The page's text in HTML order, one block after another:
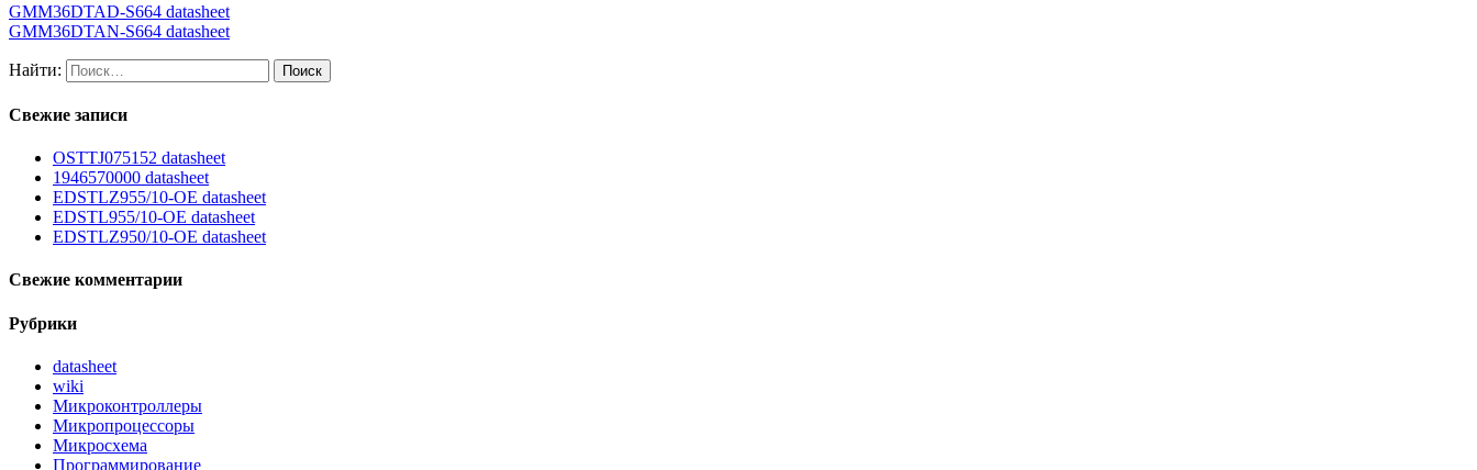
GMM36DTAD-S664 datasheet
GMM36DTAN-S664 datasheet
Найти:
Свежие записи
OSTTJ075152 datasheet
1946570000 datasheet
EDSTLZ955/10-OE datasheet
EDSTL955/10-OE datasheet
EDSTLZ950/10-OE datasheet
Свежие комментарии
Рубрики
datasheet
wiki
Микроконтроллеры
Микропроцессоры
Микросхема
Программирование